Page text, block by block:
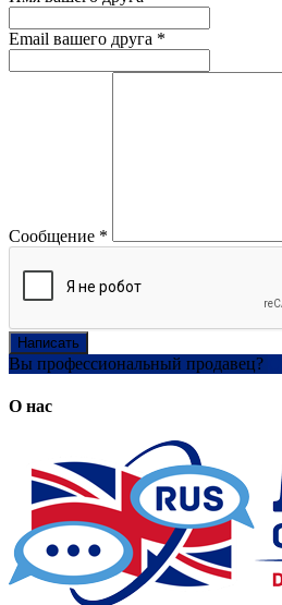
Email вашего друга *
Сообщение *
Написать
Вы профессиональный продавец?
О нас